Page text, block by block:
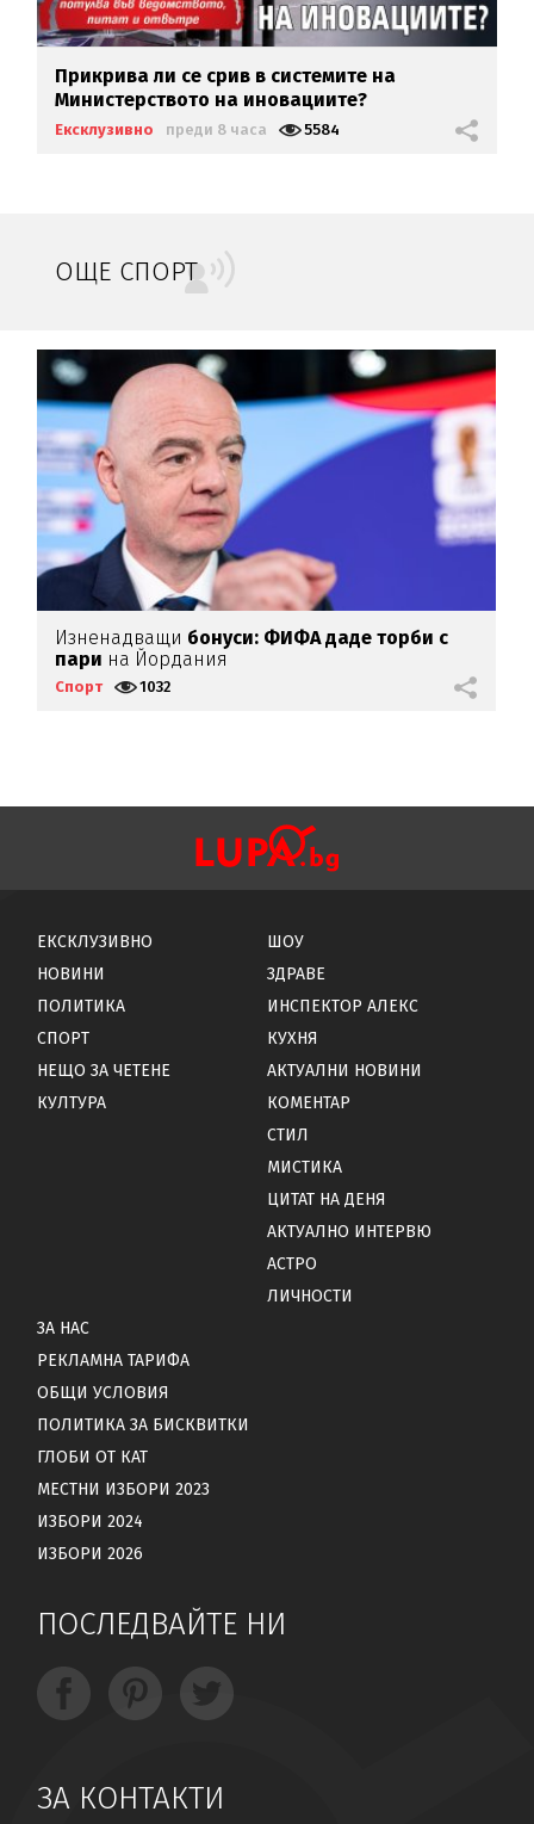
Прикрива ли се срив в системите на
Министерството на иновациите?
Ексклузивно преди 8 часа 5584
ОЩЕ СПОРТ
Изненадващи бонуси: ФИФА даде торби с
пари на Йордания
Спорт 1032
ЕКСКЛУЗИВНО
НОВИНИ
ПОЛИТИКА
СПОРТ
НЕЩО ЗА ЧЕТЕНЕ
КУЛТУРА
ШОУ
ЗДРАВЕ
ИНСПЕКТОР АЛЕКС
КУХНЯ
АКТУАЛНИ НОВИНИ
КОМЕНТАР
СТИЛ
МИСТИКА
ЦИТАТ НА ДЕНЯ
АКТУАЛНО ИНТЕРВЮ
АСТРО
ЛИЧНОСТИ
ЗА НАС
РЕКЛАМНА ТАРИФА
ОБЩИ УСЛОВИЯ
ПОЛИТИКА ЗА БИСКВИТКИ
ГЛОБИ ОТ КАТ
МЕСТНИ ИЗБОРИ 2023
ИЗБОРИ 2024
ИЗБОРИ 2026
ПОСЛЕДВАЙТЕ НИ
ЗА КОНТАКТИ